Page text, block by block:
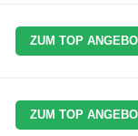
ZUM TOP
ZUM TOP